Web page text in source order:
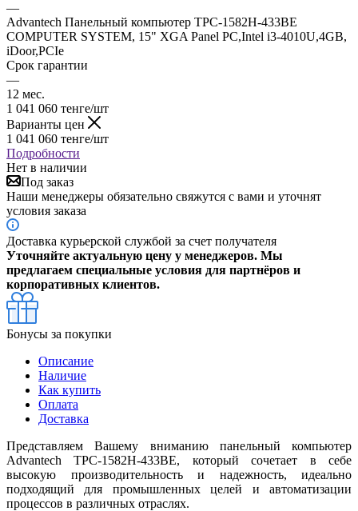
—
Advantech Панельный компьютер TPC-1582H-433BE
COMPUTER SYSTEM, 15" XGA Panel PC,Intel i3-4010U,4GB,
iDoor,PCIe
Срок гарантии
—
12 мес.
1 041 060 тенге/шт
Варианты цен
1 041 060 тенге/шт
Подробности
Нет в наличии
Под заказ
Наши менеджеры обязательно свяжутся с вами и уточнят
условия заказа
Доставка курьерской службой за счет получателя
Уточняйте актуальную цену у менеджеров. Мы
предлагаем специальные условия для партнёров и
корпоративных клиентов.
Бонусы за покупки
Описание
Наличие
Как купить
Оплата
Доставка
Представляем Вашему вниманию панельный компьютер
Advantech TPC-1582H-433BE, который сочетает в себе
высокую производительность и надежность, идеально
подходящий для промышленных целей и автоматизации
процессов в различных отраслях.